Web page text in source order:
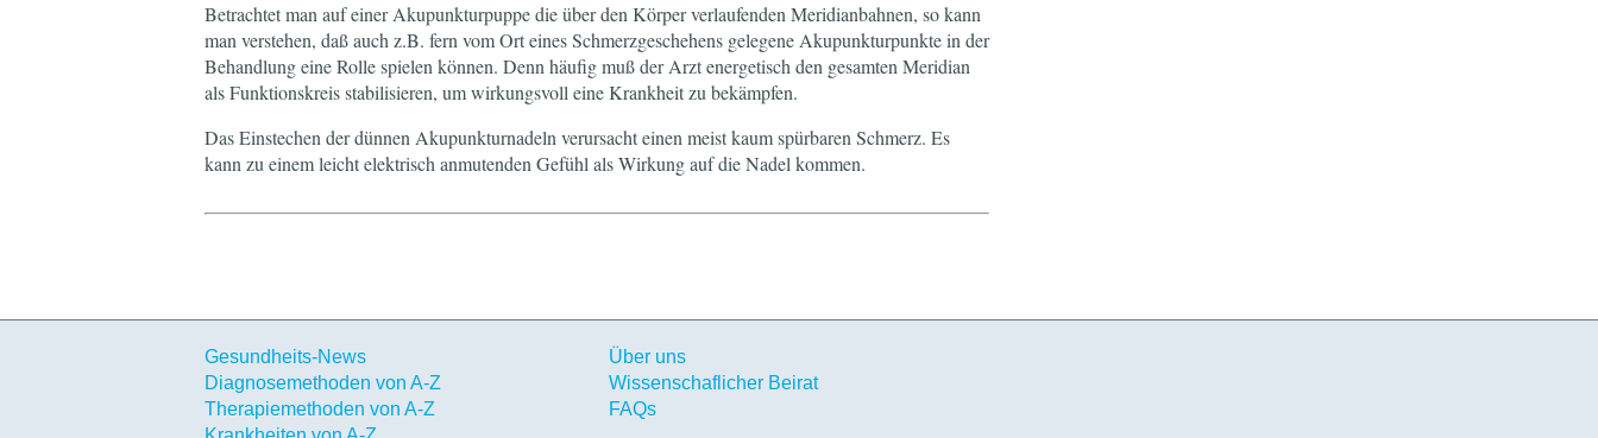
Betrachtet man auf einer Akupunkturpuppe die über den Körper verlaufenden Meridianbahnen, so kann
man verstehen, daß auch z.B. fern vom Ort eines Schmerzgeschehens gelegene Akupunkturpunkte in der
Behandlung eine Rolle spielen können. Denn häufig muß der Arzt energetisch den gesamten Meridian
als Funktionskreis stabilisieren, um wirkungsvoll eine Krankheit zu bekämpfen.
Das Einstechen der dünnen Akupunkturnadeln verursacht einen meist kaum spürbaren Schmerz. Es
kann zu einem leicht elektrisch anmutenden Gefühl als Wirkung auf die Nadel kommen.
Gesundheits-News
Diagnosemethoden von A-Z
Therapiemethoden von A-Z
Über uns
Wissenschaflicher Beirat
FAQs